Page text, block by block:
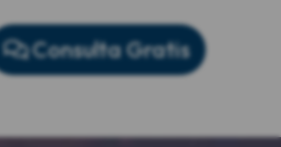
Consulta Gratis